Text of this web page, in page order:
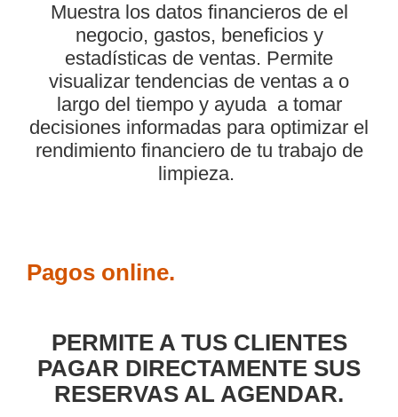
Muestra los datos financieros de el
negocio, gastos, beneficios y
estadísticas de ventas. Permite
visualizar tendencias de ventas a o
largo del tiempo y ayuda a tomar
decisiones informadas para optimizar el
rendimiento financiero de tu trabajo de
limpieza.
Pagos online.
PERMITE A TUS CLIENTES
PAGAR DIRECTAMENTE SUS
RESERVAS AL AGENDAR.